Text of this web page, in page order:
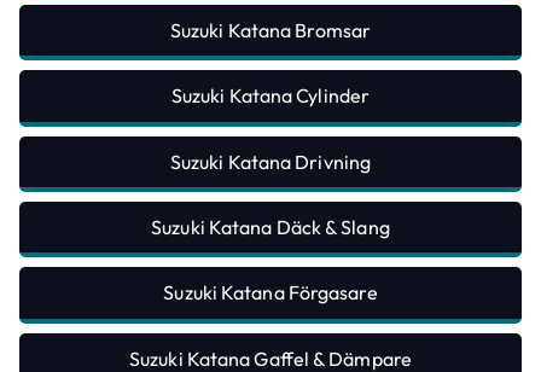
Suzuki Katana Bromsar
Suzuki Katana Cylinder
Suzuki Katana Drivning
Suzuki Katana Däck & Slang
Suzuki Katana Förgasare
Suzuki Katana Gaffel & Dämpare